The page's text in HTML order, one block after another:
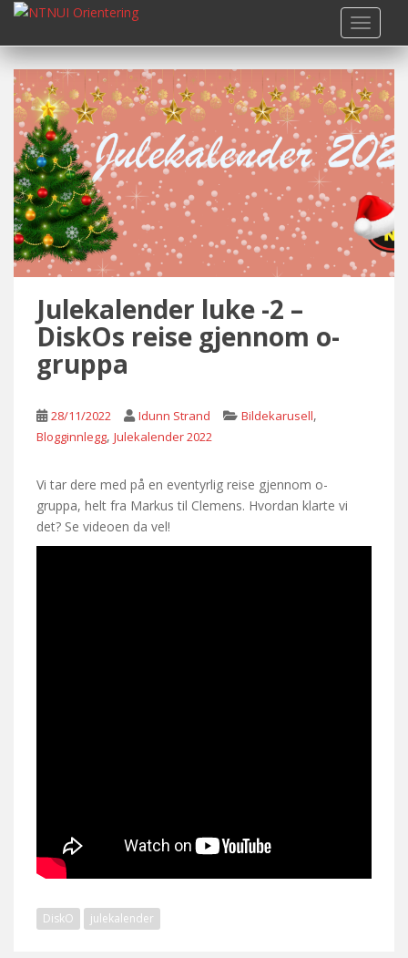
i
Julekalender luke -2 –
DiskOs reise gjennom o-
gruppa
28/11/2022 Idunn Strand Bildekarusell,
Blogginnlegg, Julekalender 2022
Vi tar dere med på en eventyrlig reise gjennom o-
gruppa, helt fra Markus til Clemens. Hvordan klarte vi
det? Se videoen da vel!
DiskO julekalender